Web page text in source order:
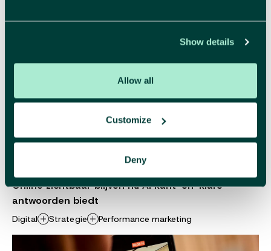
Show details
Allow all
Customize
Deny
Online zichtbaar blijven nu AI kant-en-klare
antwoorden biedt
Digital Strategie Performance marketing